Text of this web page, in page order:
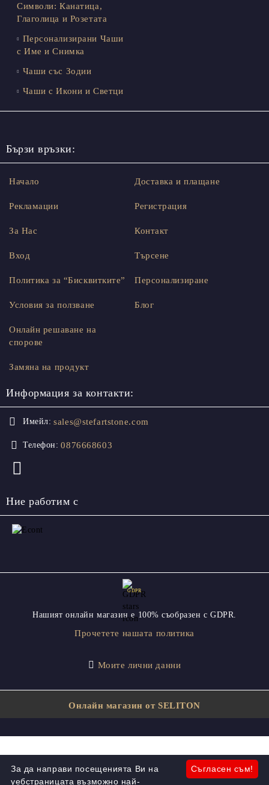
Символи: Канатица,
Глаголица и Розетата
Персонализирани Чаши
с Име и Снимка
Чаши със Зодии
Чаши с Икони и Светци
Бързи връзки:
Начало
Рекламации
За Нас
Вход
Доставка и плащане
Регистрация
Контакт
Търсене
Политика за “Бисквитките”
Условия за ползване
Онлайн решаване на
спорове
Замяна на продукт
Персонализиране
Блог
Информация за контакти:
Имейл: sales@stefartstone.com
Телефон: 0876668603
Ние работим с
GDPR
Нашият онлайн магазин е 100% съобразен с GDPR.
Прочетете нашата политика
Моите лични данни
Онлайн магазин от SELITON
Съгласен съм!
За да направи посещенията Ви на
уебстраницата възможно най-